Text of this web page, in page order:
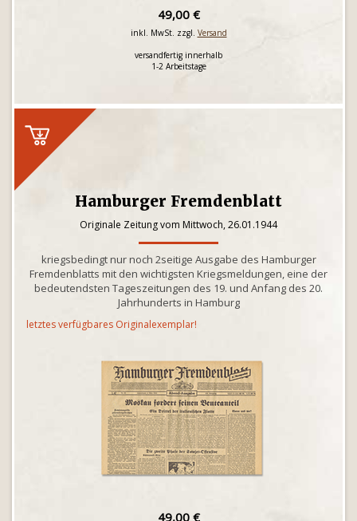
49,00 €
inkl. MwSt. zzgl. Versand
versandfertig innerhalb
1-2 Arbeitstage
Hamburger Fremdenblatt
Originale Zeitung vom Mittwoch, 26.01.1944
kriegsbedingt nur noch 2seitige Ausgabe des Hamburger
Fremdenblatts mit den wichtigsten Kriegsmeldungen, eine der
bedeutendsten Tageszeitungen des 19. und Anfang des 20.
Jahrhunderts in Hamburg
letztes verfügbares Originalexemplar!
49,00 €